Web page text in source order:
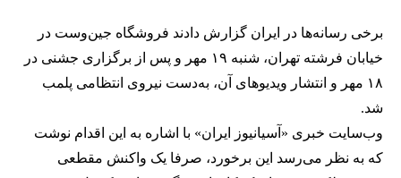
برخی رسانه‌ها در ایران گزارش دادند فروشگاه جین‌وست در
خیابان فرشته تهران، شنبه ۱۹ مهر و پس از برگزاری جشنی در
۱۸ مهر و انتشار ویدیوهای آن، به‌دست نیروی انتظامی پلمب
شد.
وب‌سایت خبری «آسیانیوز ایران» با اشاره به این اقدام نوشت
که به نظر می‌رسد این برخورد، صرفا یک واکنش مقطعی